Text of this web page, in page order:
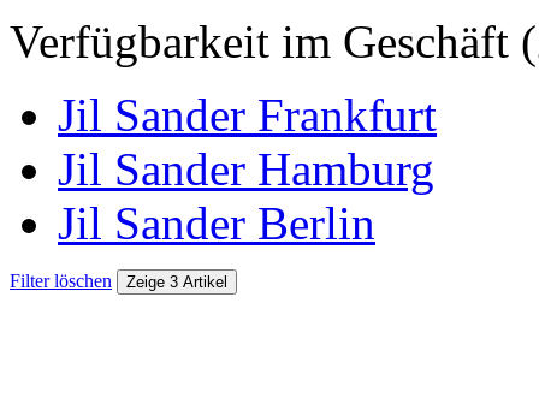
Verfügbarkeit im Geschäft
Jil Sander Frankfurt
Jil Sander Hamburg
Jil Sander Berlin
Filter löschen Zeige 3 Artikel